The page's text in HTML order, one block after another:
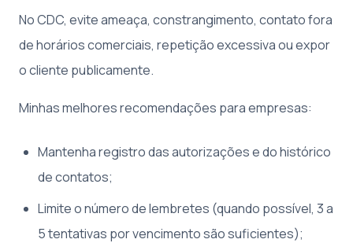
No CDC, evite ameaça, constrangimento, contato fora
de horários comerciais, repetição excessiva ou expor
o cliente publicamente.
Minhas melhores recomendações para empresas:
Mantenha registro das autorizações e do histórico
de contatos;
Limite o número de lembretes (quando possível, 3 a
5 tentativas por vencimento são suficientes);